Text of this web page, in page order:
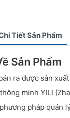
Tiết Sản Phẩm
Sản Phẩm
ra được sản
minh YILI
pháp quản